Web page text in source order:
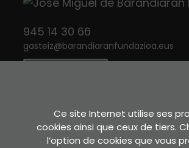
945 14 30 66
gasteiz@barandiaranfundazioa.eus
Ce site Internet utilise ses
cookies ainsi que ceux de tiers.
l’option de cookies que vous